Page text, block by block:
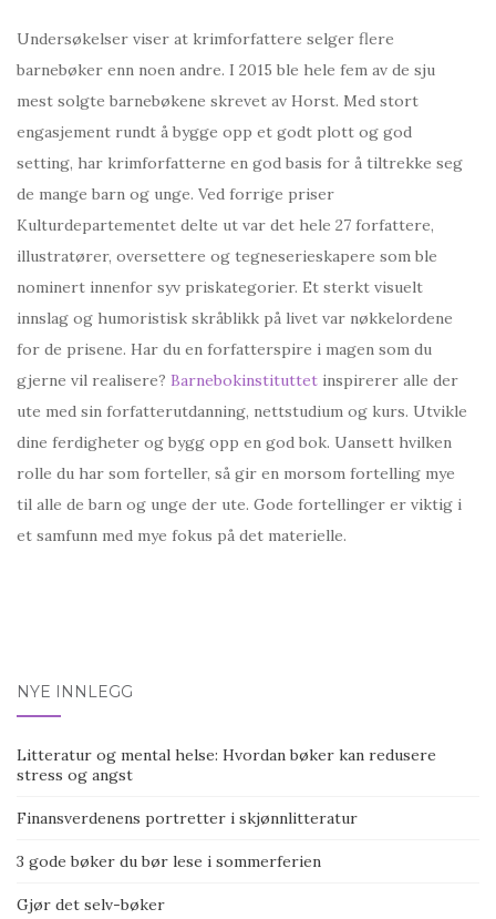
Undersøkelser viser at krimforfattere selger flere
barnebøker enn noen andre. I 2015 ble hele fem av de sju
mest solgte barnebøkene skrevet av Horst. Med stort
engasjement rundt å bygge opp et godt plott og god
setting, har krimforfatterne en god basis for å tiltrekke seg
de mange barn og unge. Ved forrige priser
Kulturdepartementet delte ut var det hele 27 forfattere,
illustratører, oversettere og tegneserieskapere som ble
nominert innenfor syv priskategorier. Et sterkt visuelt
innslag og humoristisk skråblikk på livet var nøkkelordene
for de prisene. Har du en forfatterspire i magen som du
gjerne vil realisere? Barnebokinstituttet inspirerer alle der
ute med sin forfatterutdanning, nettstudium og kurs. Utvikle
dine ferdigheter og bygg opp en god bok. Uansett hvilken
rolle du har som forteller, så gir en morsom fortelling mye
til alle de barn og unge der ute. Gode fortellinger er viktig i
et samfunn med mye fokus på det materielle.
navigation
NYE INNLEGG
Litteratur og mental helse: Hvordan bøker kan redusere
stress og angst
Finansverdenens portretter i skjønnlitteratur
3 gode bøker du bør lese i sommerferien
Gjør det selv-bøker